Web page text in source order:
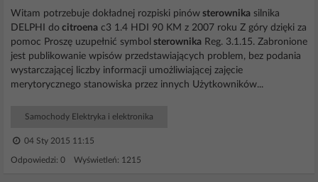
Witam potrzebuje dokładnej rozpiski pinów sterownika silnika
DELPHI do citroena c3 1.4 HDI 90 KM z 2007 roku Z góry dzięki za
pomoc Proszę uzupełnić symbol sterownika Reg. 3.1.15. Zabronione
jest publikowanie wpisów przedstawiających problem, bez podania
wystarczającej liczby informacji umożliwiającej zajęcie
merytorycznego stanowiska przez innych Użytkowników...
Samochody Elektryka i elektronika
04 Sty 2015 11:15
Odpowiedzi: 0 Wyświetleń: 1215